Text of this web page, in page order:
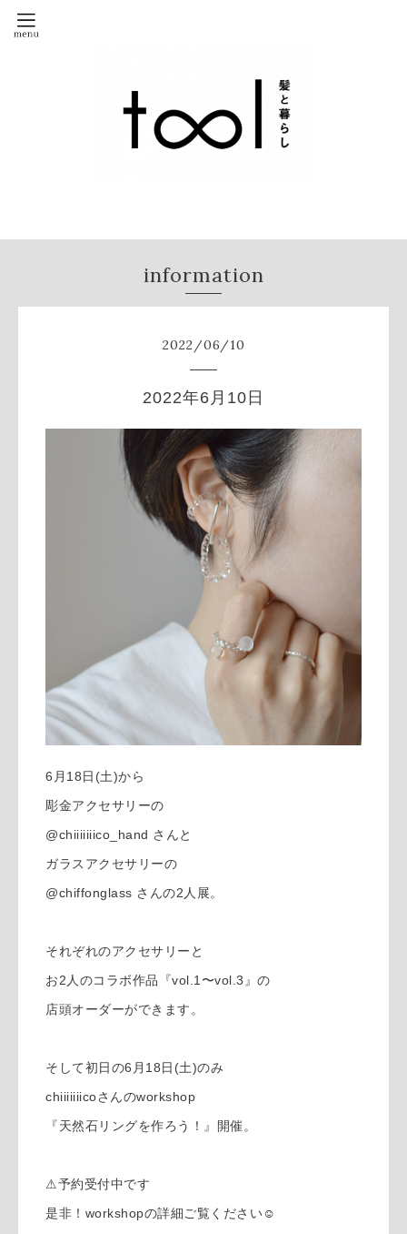
information
2022/06/10
2022年6月10日
6月18日(土)から
彫金アクセサリーの
@chiiiiiiico_hand さんと
ガラスアクセサリーの
@chiffonglass さんの2人展。
それぞれのアクセサリーと
お2人のコラボ作品『vol.1〜vol.3』の
店頭オーダーができます。
そして初日の6月18日(土)のみ
chiiiiiiicoさんのworkshop
『天然石リングを作ろう！』開催。
⚠︎予約受付中です
是非！workshopの詳細ご覧ください☺︎